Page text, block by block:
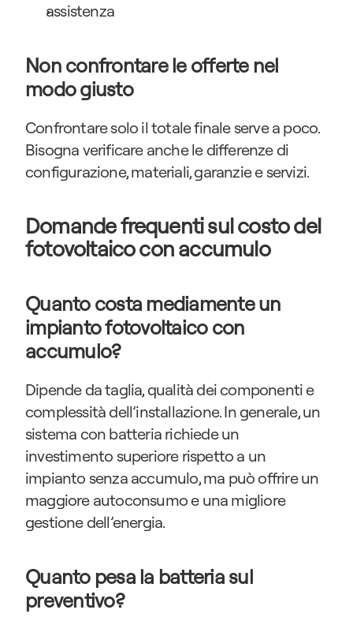
assistenza
Non confrontare le offerte nel
modo giusto
Confrontare solo il totale finale serve a poco.
Bisogna verificare anche le differenze di
configurazione, materiali, garanzie e servizi.
Domande frequenti sul costo del
fotovoltaico con accumulo
Quanto costa mediamente un
impianto fotovoltaico con
accumulo?
Dipende da taglia, qualità dei componenti e
complessità dell’installazione. In generale, un
sistema con batteria richiede un
investimento superiore rispetto a un
impianto senza accumulo, ma può offrire un
maggiore autoconsumo e una migliore
gestione dell’energia.
Quanto pesa la batteria sul
preventivo?